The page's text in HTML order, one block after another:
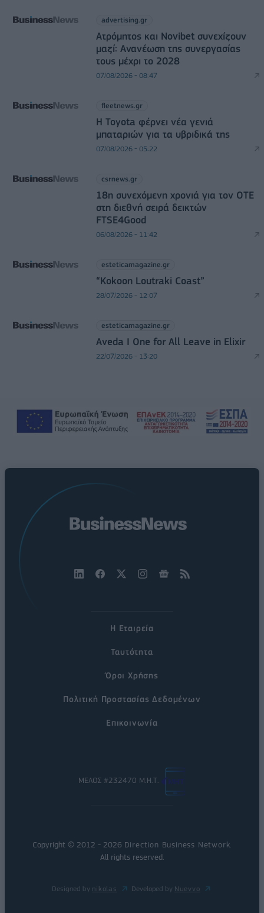
advertising.gr
Ατρόμητος και Novibet συνεχίζουν
μαζί: Ανανέωση της συνεργασίας
τους μέχρι το 2028
07/08/2026 - 08:47
fleetnews.gr
Η Toyota φέρνει νέα γενιά
μπαταριών για τα υβριδικά της
07/08/2026 - 05:22
csrnews.gr
18η συνεχόμενη χρονιά για τον ΟΤΕ
στη διεθνή σειρά δεικτών
FTSE4Good
06/08/2026 - 11:42
esteticamagazine.gr
“Kokoon Loutraki Coast”
28/07/2026 - 12:07
esteticamagazine.gr
Aveda I One for All Leave in Elixir
22/07/2026 - 13:20
Η Εταιρεία
Ταυτότητα
Όροι Χρήσης
Πολιτική Προστασίας Δεδομένων
Επικοινωνία
ΜΕΛΟΣ #232470 Μ.Η.Τ.
Copyright © 2012 - 2026 Direction Business Network
All rights reserved.
Designed by nikolas Developed by Nuevvo